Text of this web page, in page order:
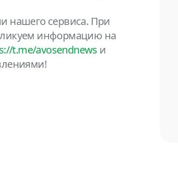
нашего сервиса. При
информацию на
t.me/avosendnews и